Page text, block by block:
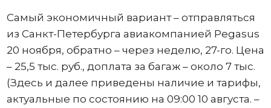
Самый экономичный вариант – отправляться
из Санкт-Петербурга авиакомпанией Pegasus
20 ноября, обратно – через неделю, 27-го. Цена
– 25,5 тыс. руб., доплата за багаж – около 7 тыс.
(Здесь и далее приведены наличие и тарифы,
актуальные по состоянию на 09:00 10 августа. –